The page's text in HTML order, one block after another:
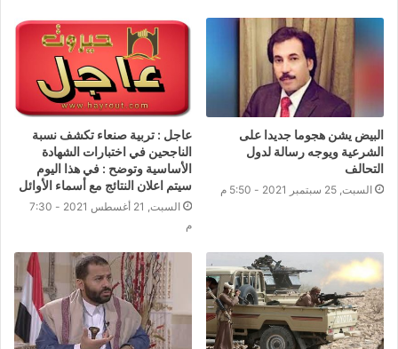
البيض يشن هجوما جديدا على
الشرعية ويوجه رسالة لدول
التحالف
السبت, 25 سبتمبر 2021 - 5:50 م
عاجل : تربية صنعاء تكشف نسبة
الناجحين في اختبارات الشهادة
الأساسية وتوضح : في هذا اليوم
سيتم اعلان النتائج مع أسماء الأوائل
السبت, 21 أغسطس 2021 - 7:30
م